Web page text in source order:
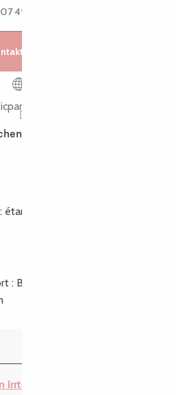
07 49 29 81
Sie uns
étangs de Lantic
: Breizhgo ligne 201 été -
Irrtum angeben